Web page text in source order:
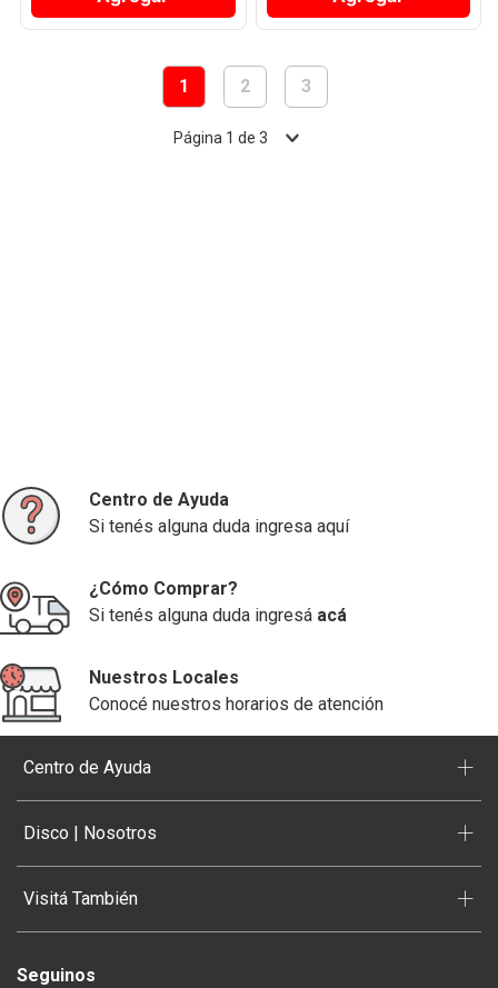
1 2 3
Página 1 de 3
Centro de Ayuda
Si tenés alguna duda ingresa aquí
¿Cómo Comprar?
Si tenés alguna duda ingresá acá
Nuestros Locales
Conocé nuestros horarios de atención
Centro de Ayuda +
Disco | Nosotros +
Visitá También +
Seguinos